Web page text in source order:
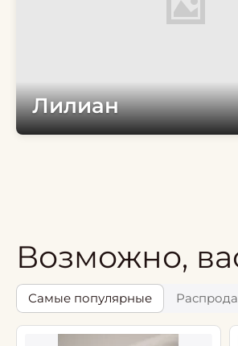
Лилиан
Возможно,
Самые популярные